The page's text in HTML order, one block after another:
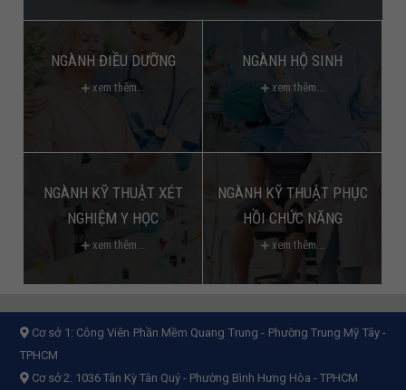
NGÀNH ĐIỀU DƯỠNG
xem thêm...
NGÀNH HỘ SINH
xem thêm...
NGÀNH KỸ THUẬT XÉT
NGHIỆM Y HỌC
xem thêm...
NGÀNH KỸ THUẬT PHỤC
HỒI CHỨC NĂNG
xem thêm...
Cơ sở 1: Công Viên Phần Mềm Quang Trung - Phường Trung Mỹ Tây -
TPHCM
Cơ sở 2: 1036 Tân Kỳ Tân Quý - Phường Bình Hưng Hòa - TPHCM